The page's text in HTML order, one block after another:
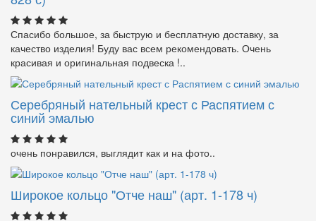
Спасибо большое, за быструю и бесплатную доставку, за
качество изделия! Буду вас всем рекомендовать. Очень
красивая и оригинальная подвеска !..
Серебряный нательный крест с Распятием с
синий эмалью
очень понравился, выглядит как и на фото..
Широкое кольцо "Отче наш" (арт. 1-178 ч)